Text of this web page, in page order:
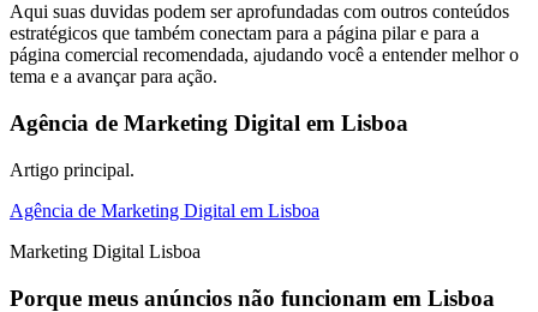
Aqui suas duvidas podem ser aprofundadas com outros conteúdos
estratégicos que também conectam para a página pilar e para a
página comercial recomendada, ajudando você a entender melhor o
tema e a avançar para ação.
Agência de Marketing Digital em Lisboa
Artigo principal.
Agência de Marketing Digital em Lisboa
Marketing Digital Lisboa
Porque meus anúncios não funcionam em Lisboa